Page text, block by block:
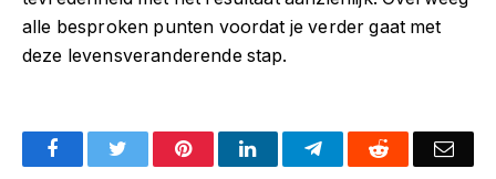
alle besproken punten voordat je verder gaat met
deze levensveranderende stap.
FacebookTwitter PinterestLinkedInTelegramReddit